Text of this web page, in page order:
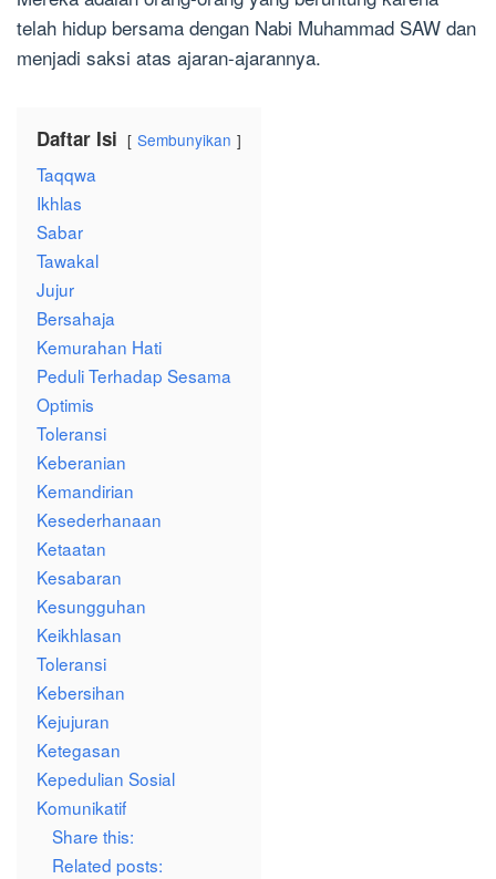
telah hidup bersama dengan Nabi Muhammad SAW dan
menjadi saksi atas ajaran-ajarannya.
Daftar Isi Sembunyikan
Taqqwa
Ikhlas
Sabar
Tawakal
Jujur
Bersahaja
Kemurahan Hati
Peduli Terhadap Sesama
Optimis
Toleransi
Keberanian
Kemandirian
Kesederhanaan
Ketaatan
Kesabaran
Kesungguhan
Keikhlasan
Toleransi
Kebersihan
Kejujuran
Ketegasan
Kepedulian Sosial
Komunikatif
Share this:
Related posts: